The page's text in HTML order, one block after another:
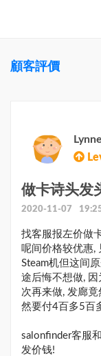
顧客評價
Lynne
做卡诗头发
2020-11-07
找客服报左价做
呢间价格较优惠,
Steam机但这间
途后悔不想做,
次再来做, 发廊
然要付4百多5百
salonfinder客服
发价钱!